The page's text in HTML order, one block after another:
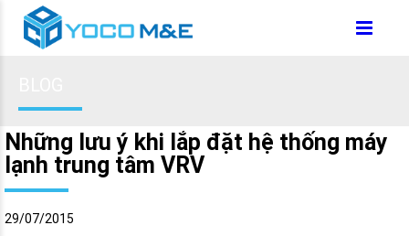
Những lưu ý khi lắp đặt hệ thống máy
lạnh trung tâm VRV
29/07/2015